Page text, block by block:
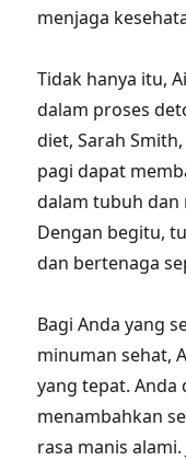
menjaga
Tidak hanya itu,
dalam proses
diet, Sarah
pagi dapat
dalam tubuh dan
Dengan begitu,
dan bertenaga
Bagi Anda yang
minuman sehat,
yang tepat.
menambahkan
rasa manis